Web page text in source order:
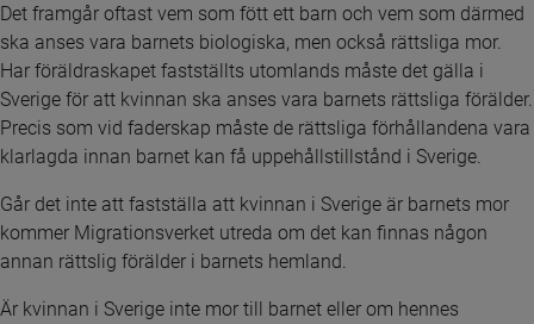
Det framgår oftast vem som fött ett barn och vem som därmed
ska anses vara barnets biologiska, men också rättsliga mor.
Har föräldraskapet fastställts utomlands måste det gälla i
Sverige för att kvinnan ska anses vara barnets rättsliga förälder.
Precis som vid faderskap måste de rättsliga förhållandena vara
klarlagda innan barnet kan få uppehållstillstånd i Sverige.
Går det inte att fastställa att kvinnan i Sverige är barnets mor
kommer Migrationsverket utreda om det kan finnas någon
annan rättslig förälder i barnets hemland.
Är kvinnan i Sverige inte mor till barnet eller om hennes